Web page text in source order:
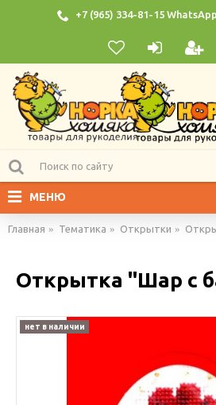
+7 (965) 334-81-15 WhatsApp
МЕНЮ
Главная Тематика Открытки
Открытка "Шар с
нет в наличии